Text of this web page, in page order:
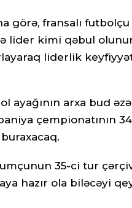
görə, fransalı
lider kimi qəbul
liderlik
ayağının arxa bud
çempionatının
35-ci tur
hazır ola biləcəyi